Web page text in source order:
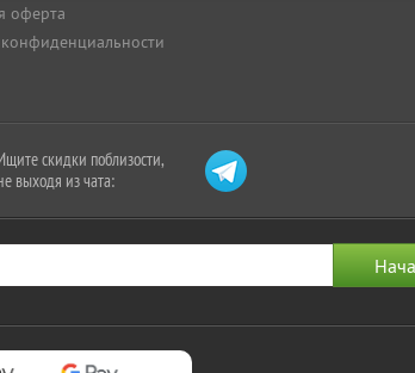
оферта
скидки поблизости,
выходя из чата: